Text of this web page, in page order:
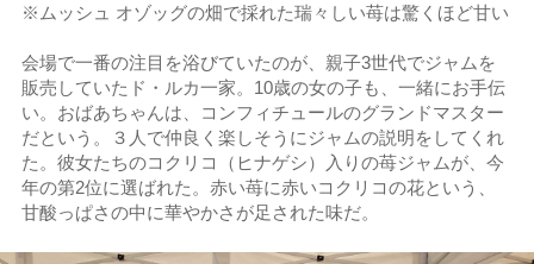
※ムッシュ オゾッグの畑で採れた瑞々しい苺は驚くほど甘い
会場で一番の注目を浴びていたのが、親子3世代でジャムを
販売していたド・ルカ一家。10歳の女の子も、一緒にお手伝
い。おばあちゃんは、コンフィチュールのグランドマスター
だという。３人で仲良く楽しそうにジャムの説明をしてくれ
た。彼女たちのコクリコ（ヒナゲシ）入りの苺ジャムが、今
年の第2位に選ばれた。赤い苺に赤いコクリコの花という、
甘酸っぱさの中に華やかさが足された味だ。